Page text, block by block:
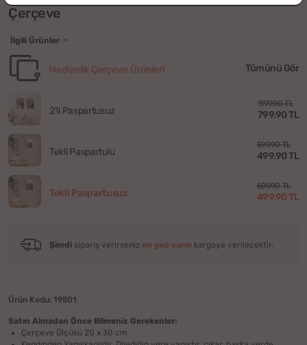
Çerçeve
İlgili Ürünler
Hediyelik Çerçeve Ürünleri Tümünü Gör
2'li Paspartusuz
1199.90 TL
799.90 TL
Tekli Paspartulu
599.90 TL
499.90 TL
Tekli Paspartusuz
599.90 TL
499.90 TL
Şimdi sipariş verirseniz en geç yarın kargoya verilecektir.
Ürün Kodu: 19501
Satın Almadan Önce Bilmeniz Gerekenler:
Çerçeve Ölçüsü 20 x 30 cm